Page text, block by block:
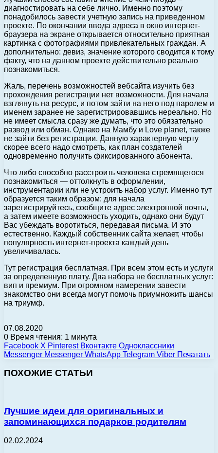
диагностировать на себе лично. Именно поэтому
понадобилось завести учетную запись на приведенном
проекте. По окончании ввода адреса в окно интернет-
браузера на экране открывается относительно приятная
картинка с фотографиями привлекательных граждан. А
дополнительно: девиз, значение которого сводится к тому
факту, что на данном проекте действительно реально
познакомиться.
Жаль, перечень возможностей вебсайта изучить без
прохождения регистрации нет возможности. Для начала
взглянуть на ресурс, и потом зайти на него под паролем и
именем заранее не зарегистрировавшись нереально. Но
не имеет смысла сразу же думать, что это обязательно
развод или обман. Однако на Мамбу и Love planet, также
не зайти без регистрации. Данную характерную черту
скорее всего надо смотреть, как план создателей
одновременно получить фиксированного абонента.
Что либо способно расстроить человека стремящегося
познакомиться — оттолкнуть в оформлении,
инструментарии или не устроить набор услуг. Именно тут
образуется таким образом: для начала
зарегистрируйтесь, сообщите адрес электронной почты,
а затем имеете возможность уходить, однако они будут
Вас убеждать воротиться, передавая письма. И это
естественно. Каждый собственник сайта желает, чтобы
популярность интернет-проекта каждый день
увеличивалась.
Тут регистрация бесплатная. При всем этом есть и услуги
за определенную плату. Два набора не бесплатных услуг:
вип и премиум. При огромном намерении завести
знакомство они всегда могут помочь приумножить шансы
на триумф.
07.08.2020
0 Время чтения: 1 минута
Facebook X Pinterest Вконтакте Одноклассники
Messenger Messenger WhatsApp Telegram Viber Печатать
ПОХОЖИЕ СТАТЬИ
Лучшие идеи для оригинальных и
запоминающихся подарков родителям
02.02.2024